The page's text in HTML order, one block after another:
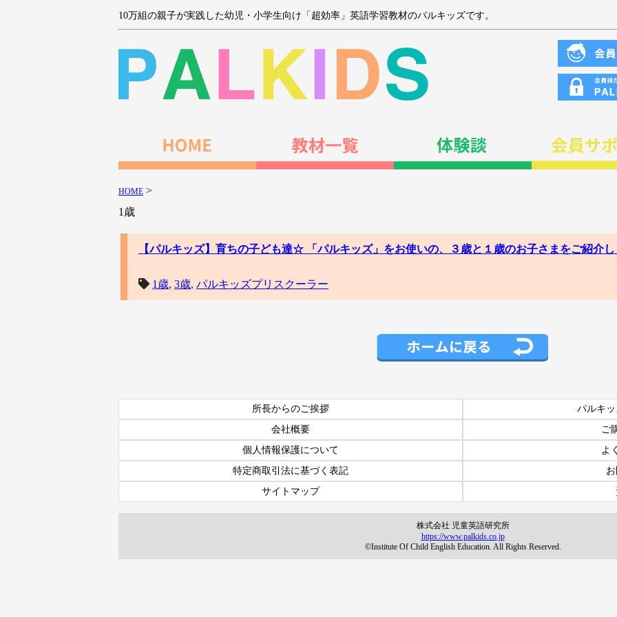
10万組の親子が実践した幼児・小学生向け「超効率」英語学習教材のパルキッズです。
HOME >
1歳
【パルキッズ】育ちの子ども達☆ 「パルキッズ」をお使いの、３歳と１歳のお子さまをご紹介
1歳, 3歳, パルキッズプリスクーラー
所長からのご挨拶
パルキ
会社概要
ご
個人情報保護について
よ
特定商取引法に基づく表記
サイトマップ
株式会社 児童英語研究所
https://www.palkids.co.jp
©Institute Of Child English Education. All Rights Reserved.